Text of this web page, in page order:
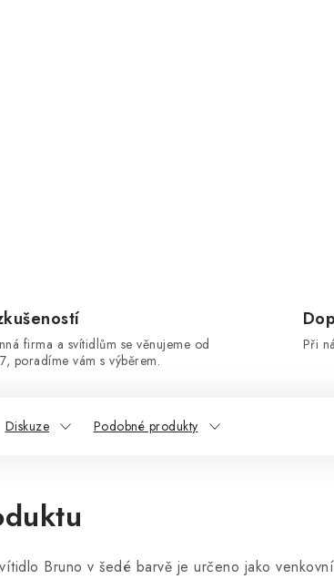
firma a svítidlům se věnujeme od
poradíme vám s výběrem.
Při
Diskuze Podobné produkty
Bruno v šedé barvě je určeno jako